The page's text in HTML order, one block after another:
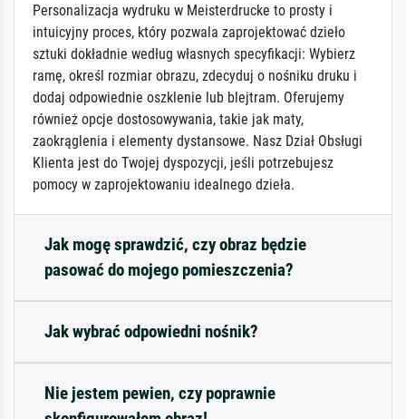
Personalizacja wydruku w Meisterdrucke to prosty i
intuicyjny proces, który pozwala zaprojektować dzieło
sztuki dokładnie według własnych specyfikacji: Wybierz
ramę, określ rozmiar obrazu, zdecyduj o nośniku druku i
dodaj odpowiednie oszklenie lub blejtram. Oferujemy
również opcje dostosowywania, takie jak maty,
zaokrąglenia i elementy dystansowe. Nasz Dział Obsługi
Klienta jest do Twojej dyspozycji, jeśli potrzebujesz
pomocy w zaprojektowaniu idealnego dzieła.
Jak mogę sprawdzić, czy obraz będzie
pasować do mojego pomieszczenia?
Jak wybrać odpowiedni nośnik?
Nie jestem pewien, czy poprawnie